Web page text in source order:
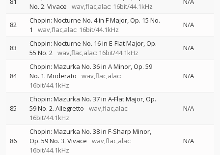
No. 2. Vivace
wav,flac,alac: 16bit/44.1kHz
82
Chopin: Nocturne No. 4 in F Major, Op. 15 No.
1
wav,flac,alac: 16bit/44.1kHz
N/A
83
Chopin: Nocturne No. 16 in E-Flat Major, Op.
55 No. 2 wav,flac,alac: 16bit/44.1kHz
N/A
84
Chopin: Mazurka No. 36 in A Minor, Op. 59
No. 1. Moderato
wav,flac,alac:
16bit/44.1kHz
N/A
85
Chopin: Mazurka No. 37 in A-Flat Major, Op.
59 No. 2. Allegretto
wav,flac,alac:
16bit/44.1kHz
N/A
86
Chopin: Mazurka No. 38 in F-Sharp Minor,
Op. 59 No. 3. Vivace
wav,flac,alac:
16bit/44.1kHz
N/A